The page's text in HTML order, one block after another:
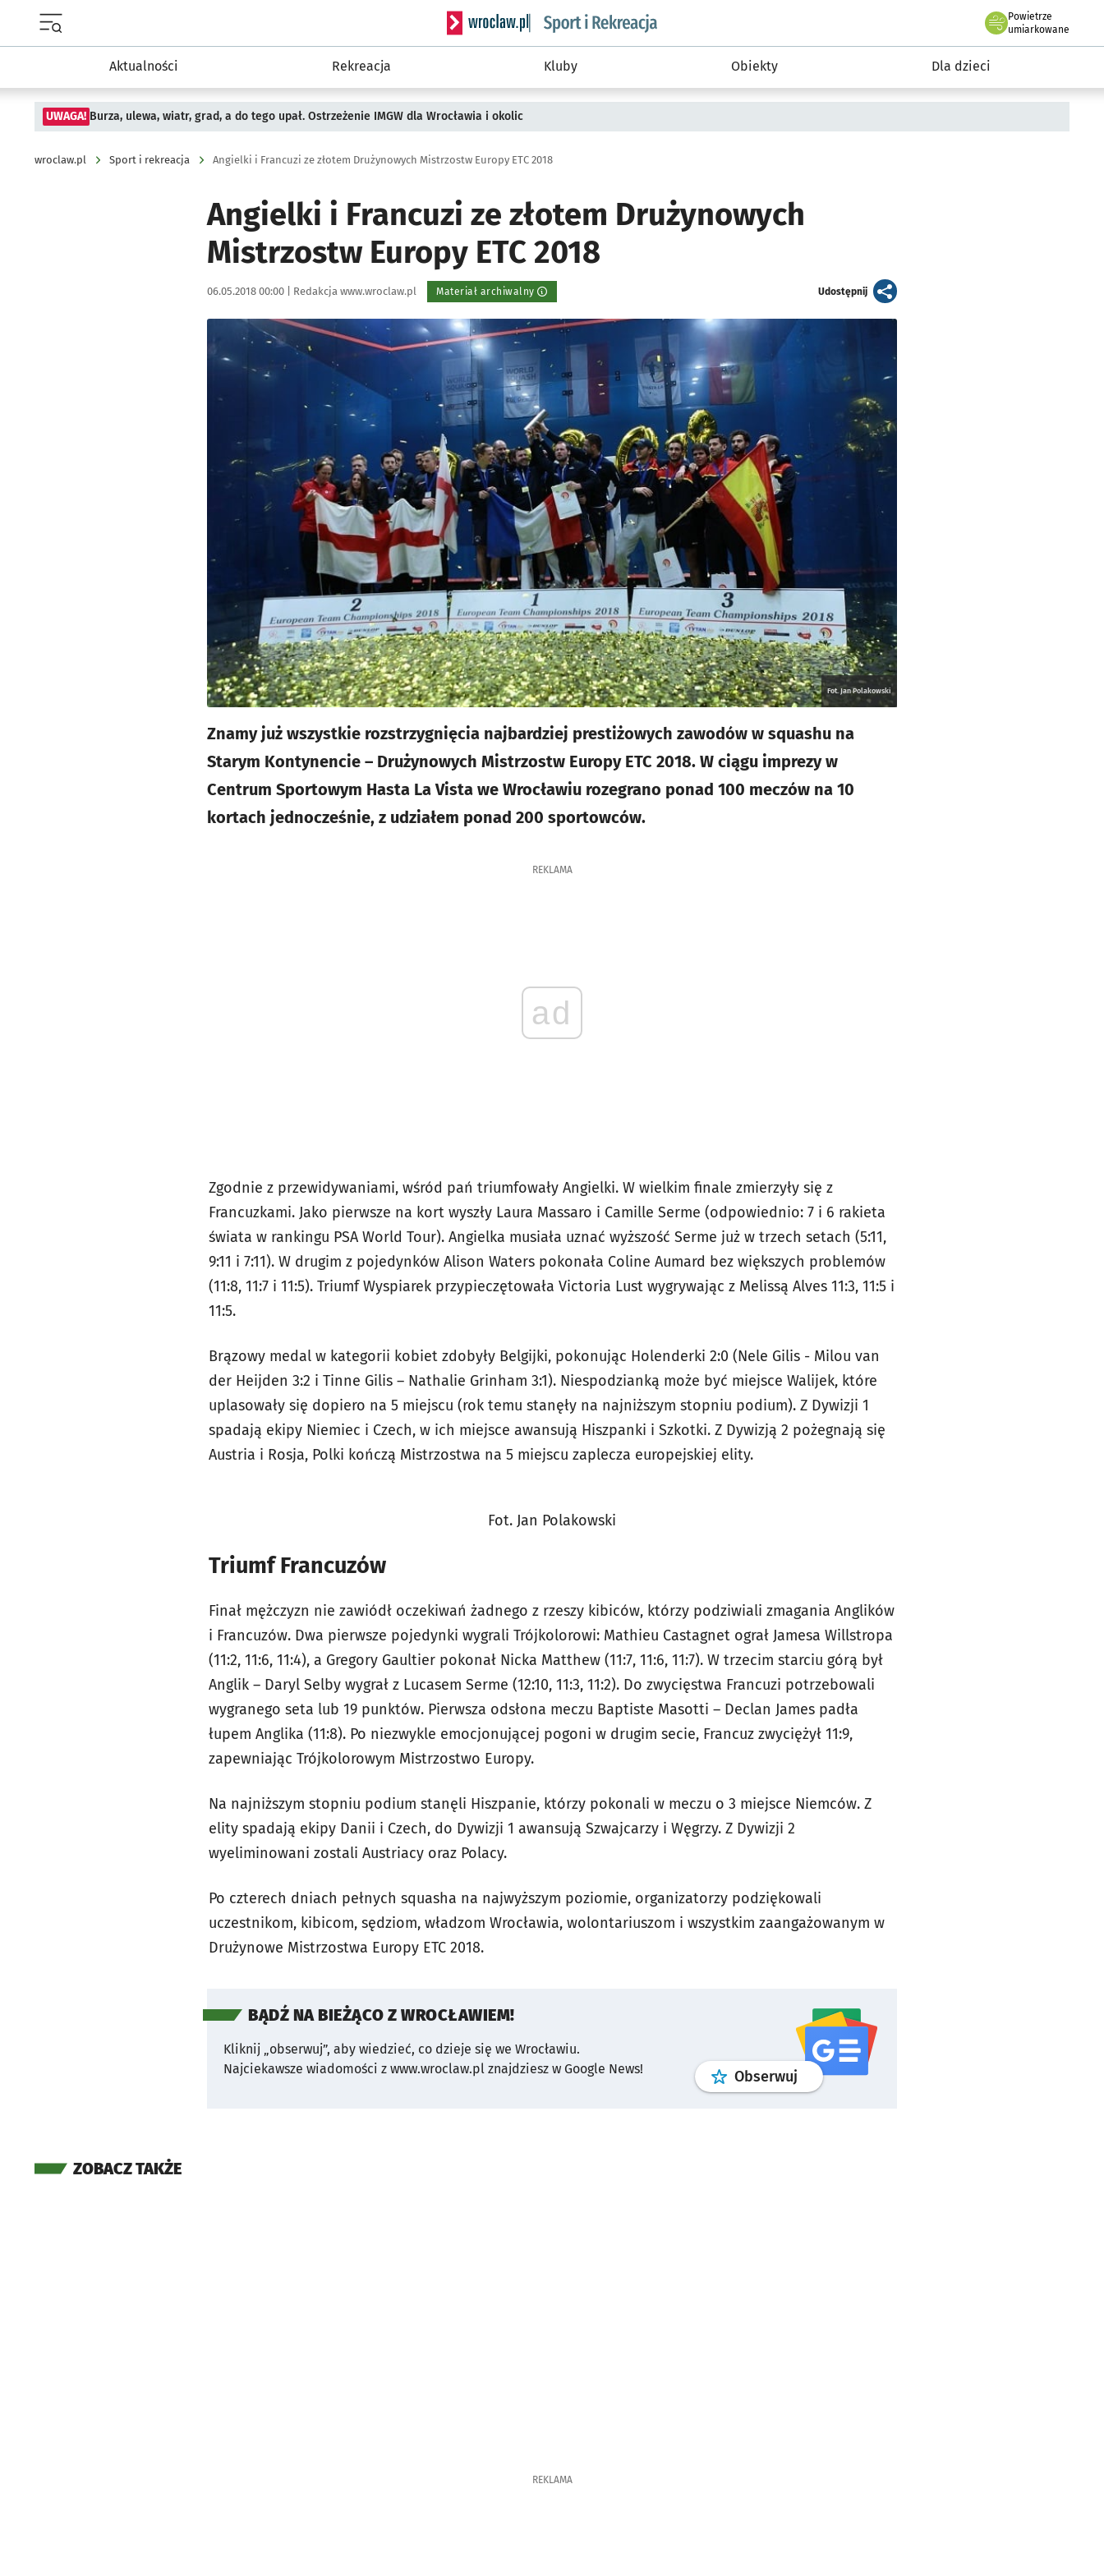
Serwis informacyjny wroclaw.pl podserwis: Sport i rekreacja
Powietrze
we Wrocławiu
umiarkowane
Aktualności Rekreacja Kluby Obiekty Dla dzieci
UWAGA! Burza, ulewa, wiatr, grad, a do tego upał. Ostrzeżenie IMGW dla Wrocławia i okolic
wroclaw.pl Sport i rekreacja Angielki i Francuzi ze złotem Drużynowych Mistrzostw Europy ETC 2018
Angielki i Francuzi ze złotem Drużynowych
Mistrzostw Europy ETC 2018
Data publikacji:
06.05.2018 00:00 | Autor:
Redakcja www.wroclaw.pl Materiał archiwalny Udostępnijartykuł
Kliknij, aby powiększyć
Fot. Jan Polakowski
Znamy już wszystkie rozstrzygnięcia najbardziej prestiżowych zawodów w squashu na
Starym Kontynencie – Drużynowych Mistrzostw Europy ETC 2018. W ciągu imprezy w
Centrum Sportowym Hasta La Vista we Wrocławiu rozegrano ponad 100 meczów na 10
kortach jednocześnie, z udziałem ponad 200 sportowców.
REKLAMA
ad
Zgodnie z przewidywaniami, wśród pań triumfowały Angielki. W wielkim finale zmierzyły się z
Francuzkami. Jako pierwsze na kort wyszły Laura Massaro i Camille Serme (odpowiednio: 7 i 6 rakieta
świata w rankingu PSA World Tour). Angielka musiała uznać wyższość Serme już w trzech setach (5:11,
9:11 i 7:11). W drugim z pojedynków Alison Waters pokonała Coline Aumard bez większych problemów
(11:8, 11:7 i 11:5). Triumf Wyspiarek przypieczętowała Victoria Lust wygrywając z Melissą Alves 11:3, 11:5 i
11:5.
Brązowy medal w kategorii kobiet zdobyły Belgijki, pokonując Holenderki 2:0 (Nele Gilis - Milou van
der Heijden 3:2 i Tinne Gilis – Nathalie Grinham 3:1). Niespodzianką może być miejsce Walijek, które
uplasowały się dopiero na 5 miejscu (rok temu stanęły na najniższym stopniu podium). Z Dywizji 1
spadają ekipy Niemiec i Czech, w ich miejsce awansują Hiszpanki i Szkotki. Z Dywizją 2 pożegnają się
Austria i Rosja, Polki kończą Mistrzostwa na 5 miejscu zaplecza europejskiej elity.
Fot. Jan Polakowski
Triumf Francuzów
Finał mężczyzn nie zawiódł oczekiwań żadnego z rzeszy kibiców, którzy podziwiali zmagania Anglików
i Francuzów. Dwa pierwsze pojedynki wygrali Trójkolorowi: Mathieu Castagnet ograł Jamesa Willstropa
(11:2, 11:6, 11:4), a Gregory Gaultier pokonał Nicka Matthew (11:7, 11:6, 11:7). W trzecim starciu górą był
Anglik – Daryl Selby wygrał z Lucasem Serme (12:10, 11:3, 11:2). Do zwycięstwa Francuzi potrzebowali
wygranego seta lub 19 punktów. Pierwsza odsłona meczu Baptiste Masotti – Declan James padła
łupem Anglika (11:8). Po niezwykle emocjonującej pogoni w drugim secie, Francuz zwyciężył 11:9,
zapewniając Trójkolorowym Mistrzostwo Europy.
Na najniższym stopniu podium stanęli Hiszpanie, którzy pokonali w meczu o 3 miejsce Niemców. Z
elity spadają ekipy Danii i Czech, do Dywizji 1 awansują Szwajcarzy i Węgrzy. Z Dywizji 2
wyeliminowani zostali Austriacy oraz Polacy.
Po czterech dniach pełnych squasha na najwyższym poziomie, organizatorzy podziękowali
uczestnikom, kibicom, sędziom, władzom Wrocławia, wolontariuszom i wszystkim zaangażowanym w
Drużynowe Mistrzostwa Europy ETC 2018.
BĄDŹ NA BIEŻĄCO Z WROCŁAWIEM!
Kliknij „obserwuj”, aby wiedzieć, co dzieje się we Wrocławiu.
Najciekawsze wiadomości z www.wroclaw.pl znajdziesz w Google News!
Obserwuj profilgoogle news
ZOBACZ TAKŻE
REKLAMA